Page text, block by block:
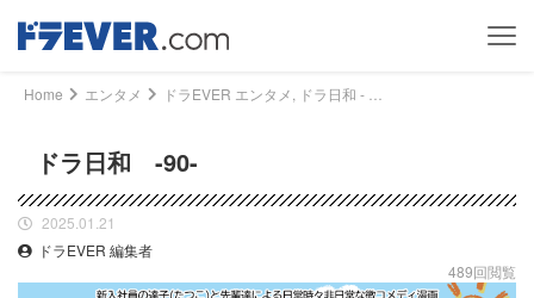
Home エンタメ
ドラ日和 -90-
2025.01.21
ドラEVER 編集者
489回閲覧